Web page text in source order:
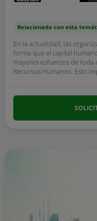
Relacionado con esta
En la actualidad, las
forma que el capital
mayores esfuerzos de
Recursos Humanos. Esto